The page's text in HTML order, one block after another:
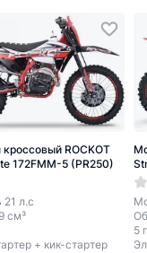
ROCKOT
172FMM-5 (PR250)
л.с
см³
+ кик-стартер
5